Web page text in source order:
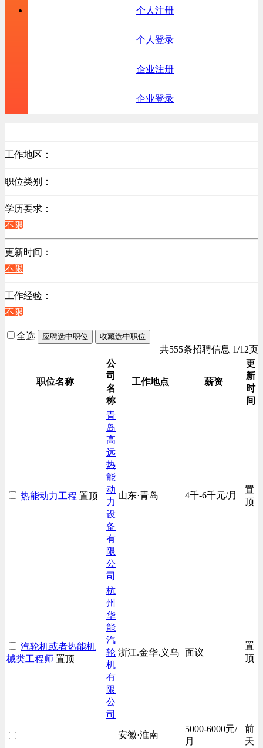
个人注册
个人登录
企业注册
企业登录
工作地区：
不限
职位类别：
不限
学历要求：
不限
更新时间：
不限
工作经验：
不限
全选 应聘选中职位 收藏选中职位
共555条招聘信息 1/12页
职位名称
公
司
名
称
工作地点 薪资
更
新
时
间
热能动力工程 置顶
青
岛
高
远
热
能
动
力
设
备
有
限
公
司
山东·青岛 4千-6千元/月
置
顶
汽轮机或者热能机
械类工程师 置顶
杭
州
华
能
汽
轮
机
有
限
公
司
浙江.金华.义乌 面议
置
顶
安徽·淮南
5000-6000元/
月
前
天